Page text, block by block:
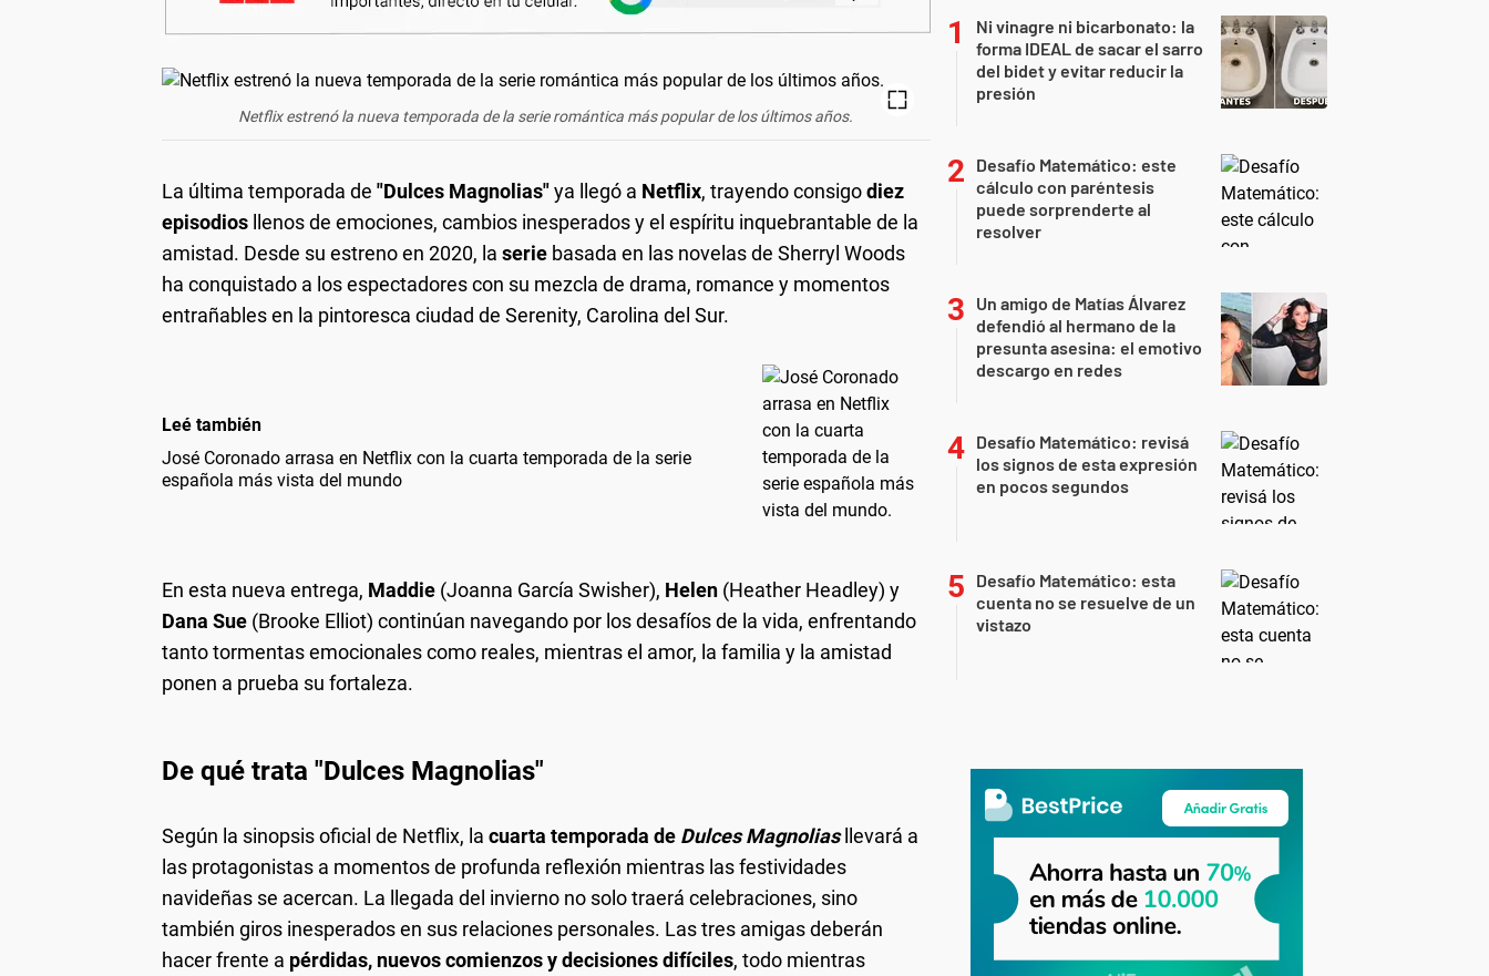
Netflix estrenó la nueva temporada de la serie romántica más popular de los últimos años.
La última temporada de "Dulces Magnolias"ya llegó a Netflix, trayendo consigodiez
episodios llenos de emociones, cambios inesperados y el espíritu inquebrantable de la
amistad. Desde su estreno en 2020, la serie basada en las novelas de Sherryl Woods
ha conquistado a los espectadores con su mezcla de drama, romance y momentos
entrañables en la pintoresca ciudad de Serenity, Carolina del Sur.
Leé también
José Coronado arrasa en Netflix con la cuarta temporada de la serie
española más vista del mundo
En esta nueva entrega, Maddie (Joanna García Swisher), Helen (Heather Headley) y
Dana Sue (Brooke Elliot) continúan navegando por los desafíos de la vida, enfrentando
tanto tormentas emocionales como reales, mientras el amor, la familia y la amistad
ponen a prueba su fortaleza.
De qué trata "Dulces Magnolias"
Según la sinopsis oficial de Netflix, la cuarta temporada de Dulces Magnoliasllevará a
las protagonistas a momentos de profunda reflexión mientras las festividades
navideñas se acercan. La llegada del invierno no solo traerá celebraciones, sino
también giros inesperados en sus relaciones personales. Las tres amigas deberán
hacer frente a pérdidas, nuevos comienzos y decisiones difíciles, todo mientras
Ni vinagre ni bicarbonato: la
forma IDEAL de sacar el sarro
del bidet y evitar reducir la
presión
Desafío Matemático: este
cálculo con paréntesis
puede sorprenderte al
resolver
Un amigo de Matías Álvarez
defendió al hermano de la
presunta asesina: el emotivo
descargo en redes
Desafío Matemático: revisá
los signos de esta expresión
en pocos segundos
Desafío Matemático: esta
cuenta no se resuelve de un
vistazo